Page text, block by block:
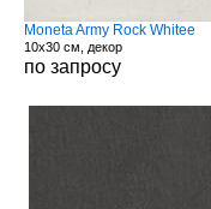
Moneta Army Rock Whitee
10x30 см, декор
по запросу